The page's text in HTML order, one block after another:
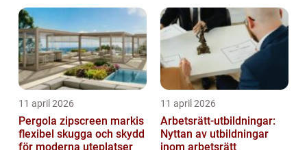
11 april 2026
Pergola zipscreen markis
flexibel skugga och skydd
för moderna uteplatser
11 april 2026
Arbetsrätt-utbildningar:
Nyttan av utbildningar
inom arbetsrätt